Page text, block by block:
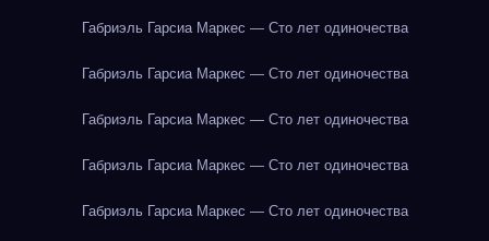
Габриэль Гарсиа Маркес — Сто лет одиночества
Габриэль Гарсиа Маркес — Сто лет одиночества
Габриэль Гарсиа Маркес — Сто лет одиночества
Габриэль Гарсиа Маркес — Сто лет одиночества
Габриэль Гарсиа Маркес — Сто лет одиночества